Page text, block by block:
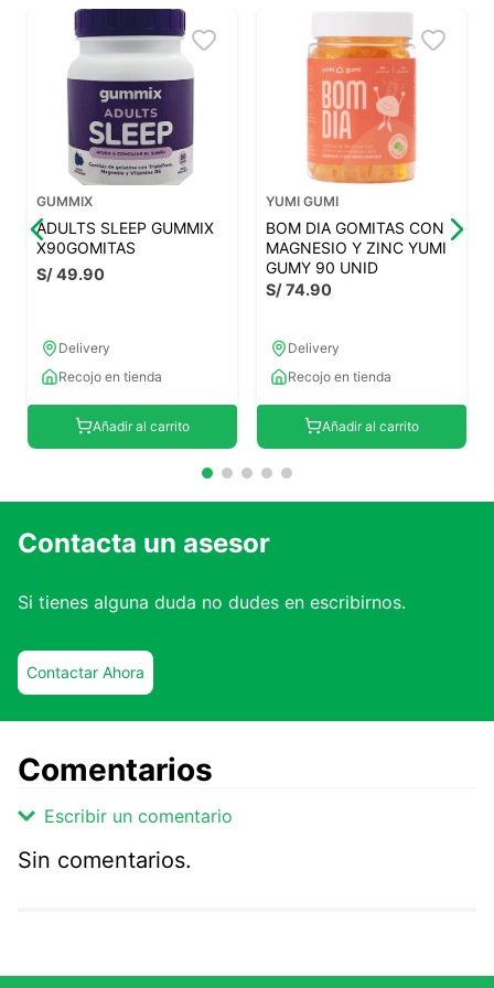
GUMMIX
ADULTS SLEEP GUMMIX
X90GOMITAS
S/49.90
Delivery
Recojo en tienda
Añadir al carrito
YUMI GUMI
BOM DIA GOMITAS CON
MAGNESIO Y ZINC YUMI
GUMY 90 UNID
S/74.90
Delivery
Recojo en tienda
Añadir al carrito
Contacta un asesor
Si tienes alguna duda no dudes en escribirnos.
Contactar Ahora
Comentarios
Escribir un comentario
Sin comentarios.